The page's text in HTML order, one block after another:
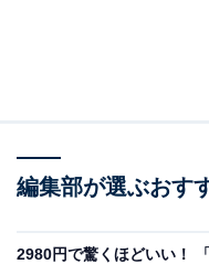
編集部が選ぶおす
2980円で驚くほどいい！